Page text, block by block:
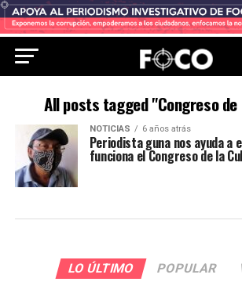
All posts tagged "Congreso
NOTICIAS 6 años atrás
Periodista guna nos ayuda a
funciona el Congreso de la
LO ÚLTIMO POPULAR